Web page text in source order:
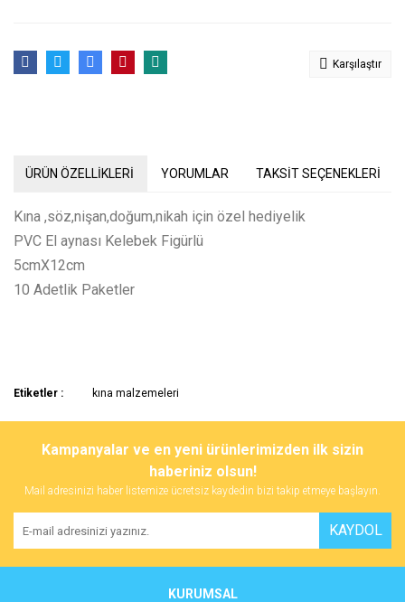
Karşılaştır
ÜRÜN ÖZELLİKLERİ YORUMLAR TAKSİT SEÇENEKLERİ
Kına ,söz,nişan,doğum,nikah için özel hediyelik
PVC El aynası Kelebek Figürlü
5cmX12cm
10 Adetlik Paketler
Yorum Yaz
Bu ürünün fiyat bilgisi, resim, ürün açıklamalarında ve diğer
tarafımıza iletebilirsiniz.
Görüş ve önerileriniz için teşekkür ederiz.
Ürün resmi kalitesiz, bozuk veya görüntülenemiyor.
Ürün açıklamasında eksik bilgiler bulunuyor.
Ürün bilgilerinde hatalar bulunuyor.
Bu ürüne benzer farklı alternatifler olmalı.
Etiketler : kına malzemeleri
Kampanyalar ve en yeni ürünlerimizden ilk sizin
haberiniz olsun!
Mail adresinizi haber listemize ücretsiz kaydedin bizi takip etmeye başlayın.
KAYDOL
KURUMSAL